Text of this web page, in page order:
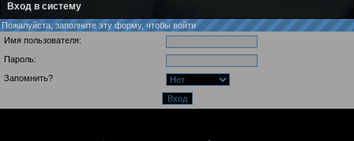
Вход в систему
Пожалуйста, заполните эту форму, чтобы войти
Имя пользователя:
Пароль:
Запомнить?